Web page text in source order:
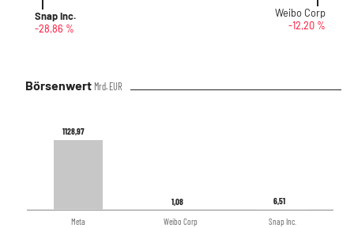
Snap Inc.
-28,86 %
Weibo Corp
-12,20 %
Börsenwert Mrd. EUR
1128,97
1128,97
1,08
1,08 6,51
6,51
Meta Weibo Corp Snap Inc.